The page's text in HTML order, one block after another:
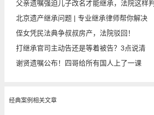
父亲遗嘱强迫儿子改名才能继承，法院这样判
北京遗产继承问题 | 专业继承律师帮你解决
侄女凭民法典争叔叔房产，法院驳回！
打继承官司主动告还是等着被告？3点说清
谢贤遗嘱公布！四哥给所有国人上了一课
经典案例相关文章